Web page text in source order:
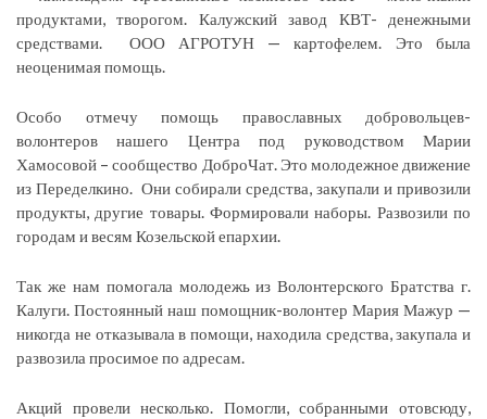
продуктами, творогом. Калужский завод КВТ- денежными
средствами. ООО АГРОТУН — картофелем. Это была
неоценимая помощь.
Особо отмечу помощь православных добровольцев-
волонтеров нашего Центра под руководством Марии
Хамосовой – сообщество ДоброЧат. Это молодежное движение
из Переделкино. Они собирали средства, закупали и привозили
продукты, другие товары. Формировали наборы. Развозили по
городам и весям Козельской епархии.
Так же нам помогала молодежь из Волонтерского Братства г.
Калуги. Постоянный наш помощник-волонтер Мария Мажур —
никогда не отказывала в помощи, находила средства, закупала и
развозила просимое по адресам.
Акций провели несколько. Помогли, собранными отовсюду,